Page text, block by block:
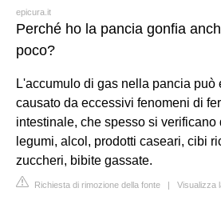
epicura.it
Perché ho la pancia gonfia
poco?
L'accumulo di gas nella pancia può
causato da eccessivi fenomeni di
intestinale, che spesso si
legumi, alcol, prodotti caseari, cibi
zuccheri, bibite gassate.
Richiesta di rimozione della fonte | Visualizza